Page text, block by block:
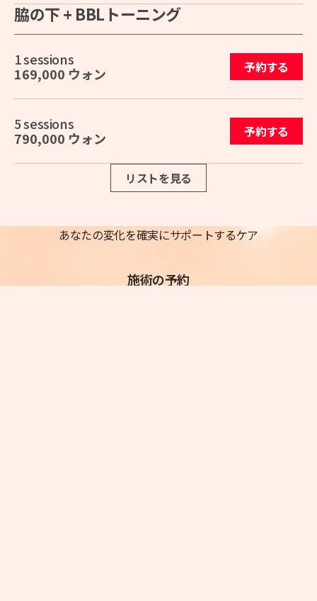
脇の下 + BBLトーニング
1 sessions
169,000 ウォン
予約する
5 sessions
790,000 ウォン
予約する
リストを見る
あなたの変化を確実にサポートするケア
施術の予約